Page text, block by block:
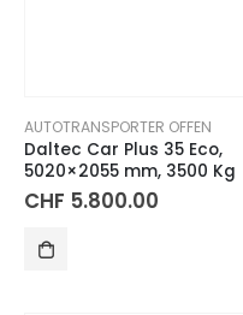
AUTOTRANSPORTER OFFEN
Daltec Car Plus 35 Eco,
5020×2055 mm, 3500 Kg
CHF 5.800.00